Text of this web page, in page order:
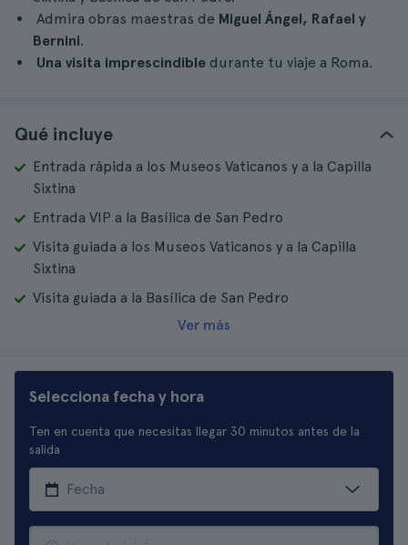
Admira obras maestras de Miguel Ángel, Rafael y
Bernini.
Una visita imprescindible durante tu viaje a Roma.
Qué incluye
Entrada rápida a los Museos Vaticanos y a la Capilla
Sixtina
Entrada VIP a la Basílica de San Pedro
Visita guiada a los Museos Vaticanos y a la Capilla
Sixtina
Visita guiada a la Basílica de San Pedro
Ver más
Selecciona fecha y hora
Ten en cuenta que necesitas llegar 30 minutos antes de la
salida